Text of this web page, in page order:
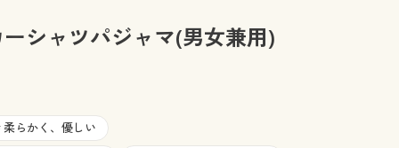
ア・ティーンズ下着大きいサイズ レディース下着
大きいサイズ 事務・制服
シャツパジャマ(男女兼用)
柔らかく、優しい